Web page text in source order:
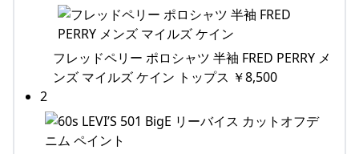
フレッドペリー ポロシャツ 半袖 FRED PERRY メ
ンズ マイルズ ケイン トップス ￥8,500
2